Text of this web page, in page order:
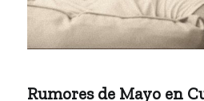
Rumores de Mayo en